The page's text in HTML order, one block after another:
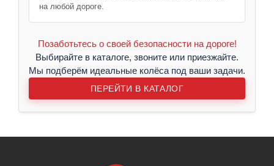
на любой дороге.
Позаботьтесь о своей безопасности на дороге!
Выбирайте в каталоге, звоните или приезжайте.
Мы подберём идеальные колёса под ваши задачи.
ПЕРЕЙТИ В КАТАЛОГ